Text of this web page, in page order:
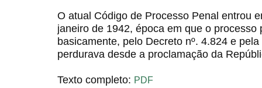
O atual Código de Processo Penal entrou
janeiro de 1942, época em que o
basicamente, pelo Decreto nº. 4.824 e
perdurava desde a proclamação da
Texto completo: PDF